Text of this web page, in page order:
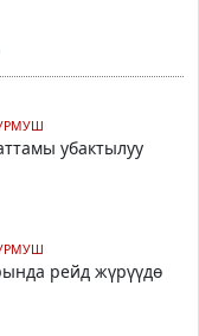
убактылуу
рейд жүрүүдө